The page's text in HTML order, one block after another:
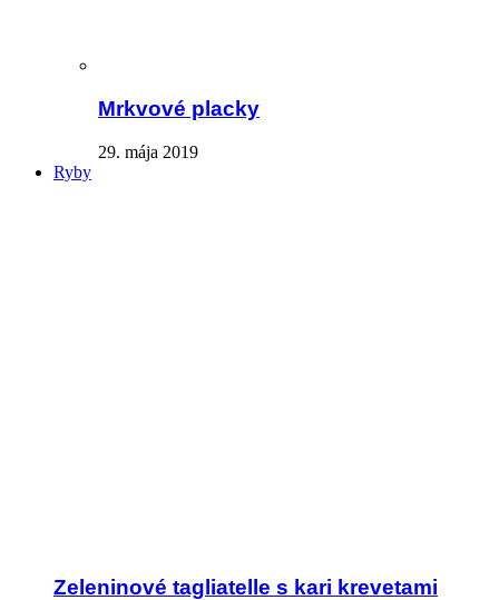
Mrkvové placky
29. mája 2019
Ryby
Zeleninové tagliatelle s kari krevetami